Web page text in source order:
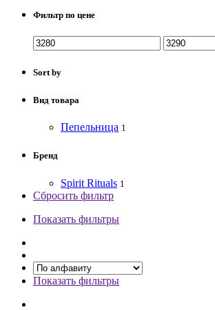
Фильтр по цене
Sort by
Вид товара
Пепельница 1
Бренд
Spirit Rituals 1
Сбросить фильтр
Показать фильтры
Показать фильтры